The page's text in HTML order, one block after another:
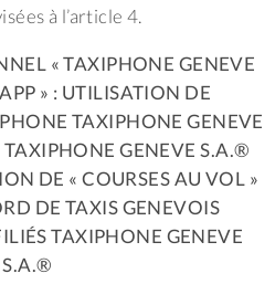
à l’article 4.
« TAXIPHONE GENEVE
» : UTILISATION DE
TAXIPHONE GENEVE
GENEVE S.A.®
DE « COURSES AU VOL »
DE TAXIS GENEVOIS
TAXIPHONE GENEVE
S.A.®